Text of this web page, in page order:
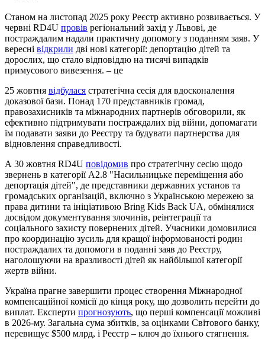
Станом на листопад 2025 року Реєстр активно розвивається. У
червні RD4U провів регіональний захід у Львові, де
постраждалим надали практичну допомогу з поданням заяв. У
вересні відкрили дві нові категорії: депортацію дітей та
дорослих, що стало відповіддю на тисячі випадків
примусового вивезення. – це
25 жовтня відбулася стратегічна сесія для вдосконалення
доказової бази. Понад 170 представників громад,
правозахисників та міжнародних партнерів обговорили, як
ефективно підтримувати постраждалих від війни, допомагати
їм подавати заяви до Реєстру та будувати партнерства для
відновлення справедливості.
А 30 жовтня RD4U повідомив про стратегічну сесію щодо
звернень в категорії А2.8 "Насильницьке переміщення або
депортація дітей", де представники державних установ та
громадських організацій, включно з Українською мережею за
права дитини та ініціативою Bring Kids Back UA, обмінялися
досвідом документування злочинів, реінтеграції та
соціального захисту повернених дітей. Учасники домовилися
про координацію зусиль для кращої інформованості родин
постраждалих та допомоги в поданні заяв до Реєстру,
наголошуючи на вразливості дітей як найбільшої категорії
жертв війни.
Україна прагне завершити процес створення Міжнародної
компенсаційної комісії до кінця року, що дозволить перейти до
виплат. Експерти прогнозують, що перші компенсації можливі
в 2026-му. Загальна сума збитків, за оцінками Світового банку,
перевищує $500 млрд, і Реєстр – ключ до їхнього стягнення.